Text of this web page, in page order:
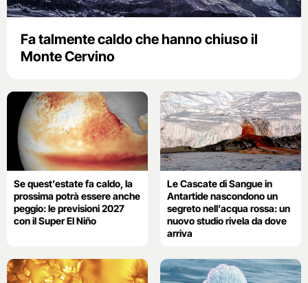
Fa talmente caldo che hanno chiuso il
Monte Cervino
Se quest’estate fa caldo, la
prossima potrà essere anche
peggio: le previsioni 2027
con il Super El Niño
Le Cascate di Sangue in
Antartide nascondono un
segreto nell’acqua rossa: un
nuovo studio rivela da dove
arriva